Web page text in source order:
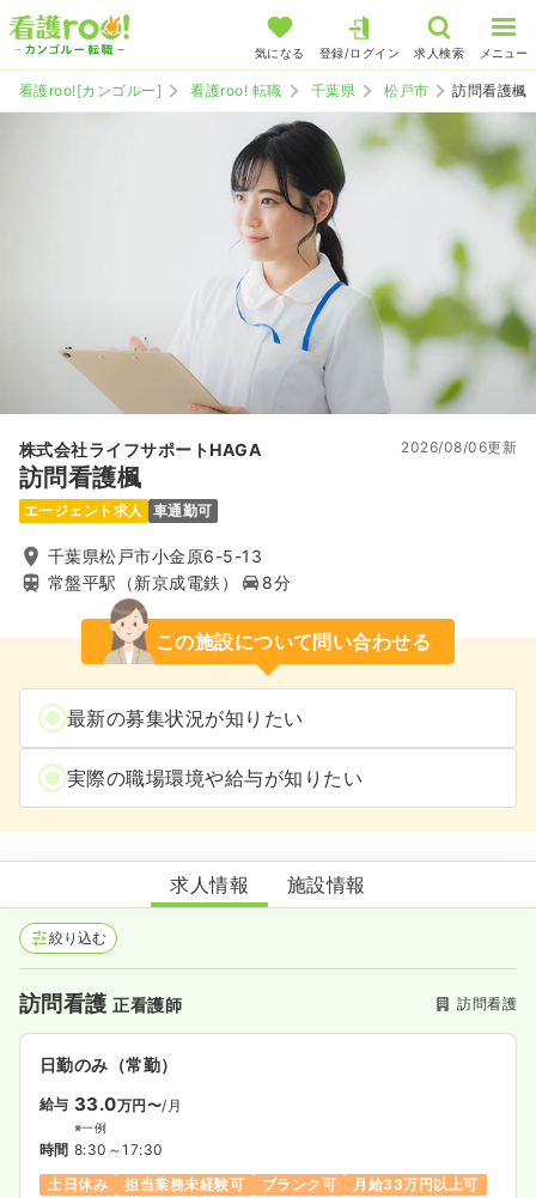
気になる 登録/ログイン 求人検索 メニュー
看護roo![カンゴルー] 看護roo! 転職 千葉県 松戸市 訪問看護楓
株式会社ライフサポートHAGA
訪問看護楓
2026/08/06更新
エージェント求人 車通勤可
千葉県松戸市小金原6-5-13
常盤平駅（新京成電鉄）
8分
この施設について問い合わせる
最新の募集状況が知りたい
実際の職場環境や給与が知りたい
訪問看護楓
求人情報 施設情報
絞り込む
訪問看護正看護師 訪問看護
日勤のみ（常勤）
給与 33.0万円〜/月
※一例
時間 8:30～17:30
土日休み
担当業務未経験可 ブランク可 月給33万円以上可